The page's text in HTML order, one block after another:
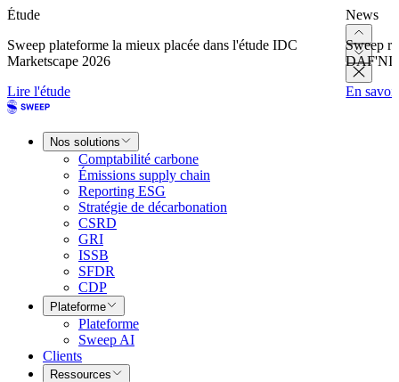
Étude
Sweep plateforme la mieux placée dans l'étude IDC
Marketscape 2026
Lire l'étude
News
Sweep
En
Nos solutions
Comptabilité carbone
Émissions supply chain
Reporting ESG
Stratégie de décarbonation
CSRD
GRI
ISSB
SFDR
CDP
Plateforme
Plateforme
Sweep AI
Clients
Ressources